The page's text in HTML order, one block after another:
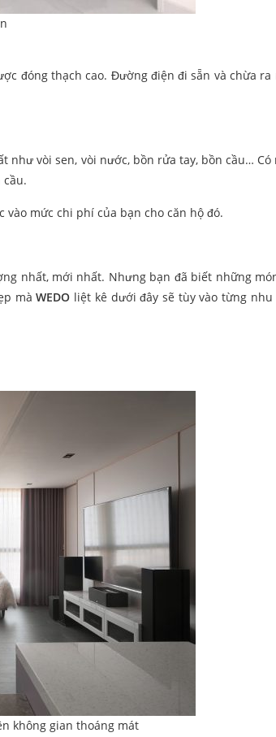
đóng thạch cao. Đường điện đi sẵn và chừa ra
vòi sen, vòi nước, bồn rửa tay, bồn cầu… Có
mức chi phí của bạn cho căn hộ đó.
nhất, mới nhất. Nhưng bạn đã biết những
màWEDO liệt kê dưới đây sẽ tùy vào từng nhu
không gian thoáng mát